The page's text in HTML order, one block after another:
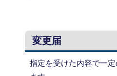
変更届
指定を受けた内容で一